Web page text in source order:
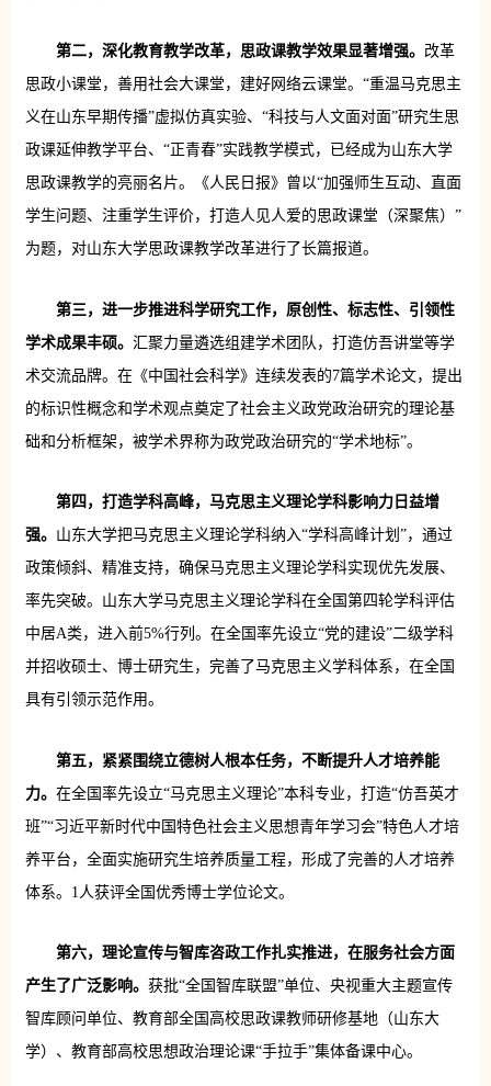
第二，深化教育教学改革，思政课教学效果显著增强。 改革
思政小课堂，善用社会大课堂，建好网络云课堂。“重温马克思主
义在山东早期传播”虚拟仿真实验、“科技与人文面对面”研究生思
政课延伸教学平台、“正青春”实践教学模式，已经成为山东大学
思政课教学的亮丽名片。《人民日报》曾以“加强师生互动、直面
学生问题、注重学生评价，打造人见人爱的思政课堂（深聚焦）”
为题，对山东大学思政课教学改革进行了长篇报道。
第三，进一步推进科学研究工作，原创性、标志性、引领性
学术成果丰硕。 汇聚力量遴选组建学术团队，打造仿吾讲堂等学
术交流品牌。在《中国社会科学》连续发表的7篇学术论文，提出
的标识性概念和学术观点奠定了社会主义政党政治研究的理论基
础和分析框架，被学术界称为政党政治研究的“学术地标”。
第四，打造学科高峰，马克思主义理论学科影响力日益增
强。 山东大学把马克思主义理论学科纳入“学科高峰计划”，通过
政策倾斜、精准支持，确保马克思主义理论学科实现优先发展、
率先突破。山东大学马克思主义理论学科在全国第四轮学科评估
中居A类，进入前5%行列。在全国率先设立“党的建设”二级学科
并招收硕士、博士研究生，完善了马克思主义学科体系，在全国
具有引领示范作用。
第五，紧紧围绕立德树人根本任务，不断提升人才培养能
力。 在全国率先设立“马克思主义理论”本科专业，打造“仿吾英才
班”“习近平新时代中国特色社会主义思想青年学习会”特色人才培
养平台，全面实施研究生培养质量工程，形成了完善的人才培养
体系。1人获评全国优秀博士学位论文。
第六，理论宣传与智库咨政工作扎实推进，在服务社会方面
产生了广泛影响。 获批“全国智库联盟”单位、央视重大主题宣传
智库顾问单位、教育部全国高校思政课教师研修基地（山东大
学）、教育部高校思想政治理论课“手拉手”集体备课中心。